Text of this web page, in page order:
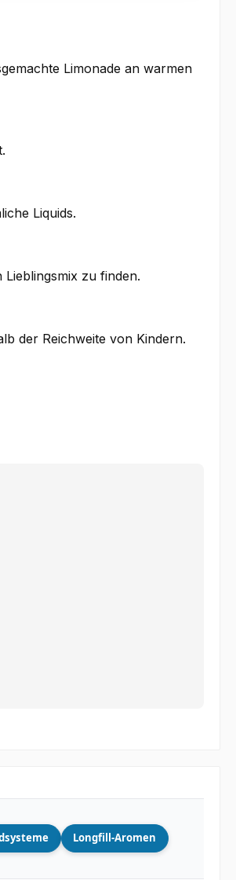
Limonade an warmen
Liquids.
zu finden.
der Reichweite von Kindern.
Longfill-Aromen